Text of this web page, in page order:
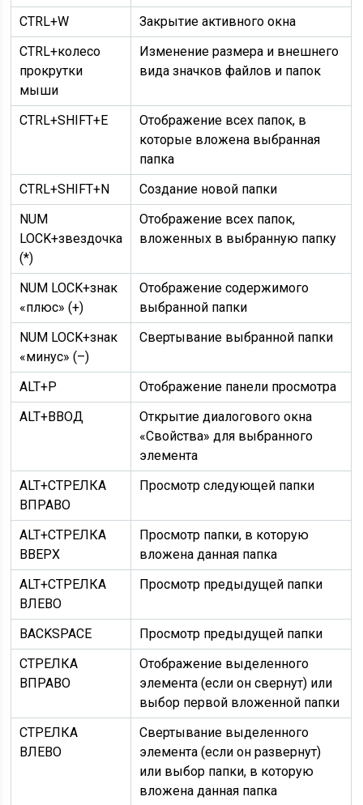
CTRL+W
Закрытие активного окна
CTRL+колесо
прокрутки
мыши
Изменение размера и внешнего
вида значков файлов и папок
CTRL+SHIFT+E
Отображение всех папок, в
которые вложена выбранная
папка
CTRL+SHIFT+N
Создание новой папки
NUM
LOCK+звездочка
(*)
Отображение всех папок,
вложенных в выбранную папку
NUM LOCK+знак
«плюс» (+)
Отображение содержимого
выбранной папки
NUM LOCK+знак
«минус» (–)
Свертывание выбранной папки
ALT+P
Отображение панели просмотра
ALT+ВВОД
Открытие диалогового окна
«Свойства» для выбранного
элемента
ALT+СТРЕЛКА
ВПРАВО
Просмотр следующей папки
ALT+СТРЕЛКА
ВВЕРХ
Просмотр папки, в которую
вложена данная папка
ALT+СТРЕЛКА
ВЛЕВО
Просмотр предыдущей папки
BACKSPACE
Просмотр предыдущей папки
СТРЕЛКА
ВПРАВО
Отображение выделенного
элемента (если он свернут) или
выбор первой вложенной папки
СТРЕЛКА
ВЛЕВО
Свертывание выделенного
элемента (если он развернут)
или выбор папки, в которую
вложена данная папка